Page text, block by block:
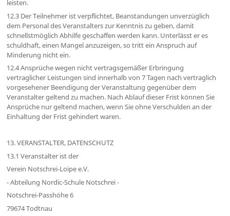
leisten.
12.3 Der Teilnehmer ist verpflichtet, Beanstandungen unverzüglich
dem Personal des Veranstalters zur Kenntnis zu geben, damit
schnellstmöglich Abhilfe geschaffen werden kann. Unterlässt er es
schuldhaft, einen Mangel anzuzeigen, so tritt ein Anspruch auf
Minderung nicht ein.
12.4 Ansprüche wegen nicht vertragsgemäßer Erbringung
vertraglicher Leistungen sind innerhalb von 7 Tagen nach vertraglich
vorgesehener Beendigung der Veranstaltung gegenüber dem
Veranstalter geltend zu machen. Nach Ablauf dieser Frist können Sie
Ansprüche nur geltend machen, wenn Sie ohne Verschulden an der
Einhaltung der Frist gehindert waren.
13. VERANSTALTER, DATENSCHUTZ
13.1 Veranstalter ist der
Verein Notschrei-Loipe e.V.
- Abteilung Nordic-Schule Notschrei -
Notschrei-Passhöhe 6
79674 Todtnau